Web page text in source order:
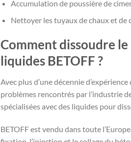
Accumulation de poussière de
Nettoyer les tuyaux de chaux et de
Comment dissoudre
liquides BETOFF ?
Avec plus d’une décennie
problèmes rencontrés par l’industrie
spécialisées avec des liquides pour
BETOFF est vendu dans toute